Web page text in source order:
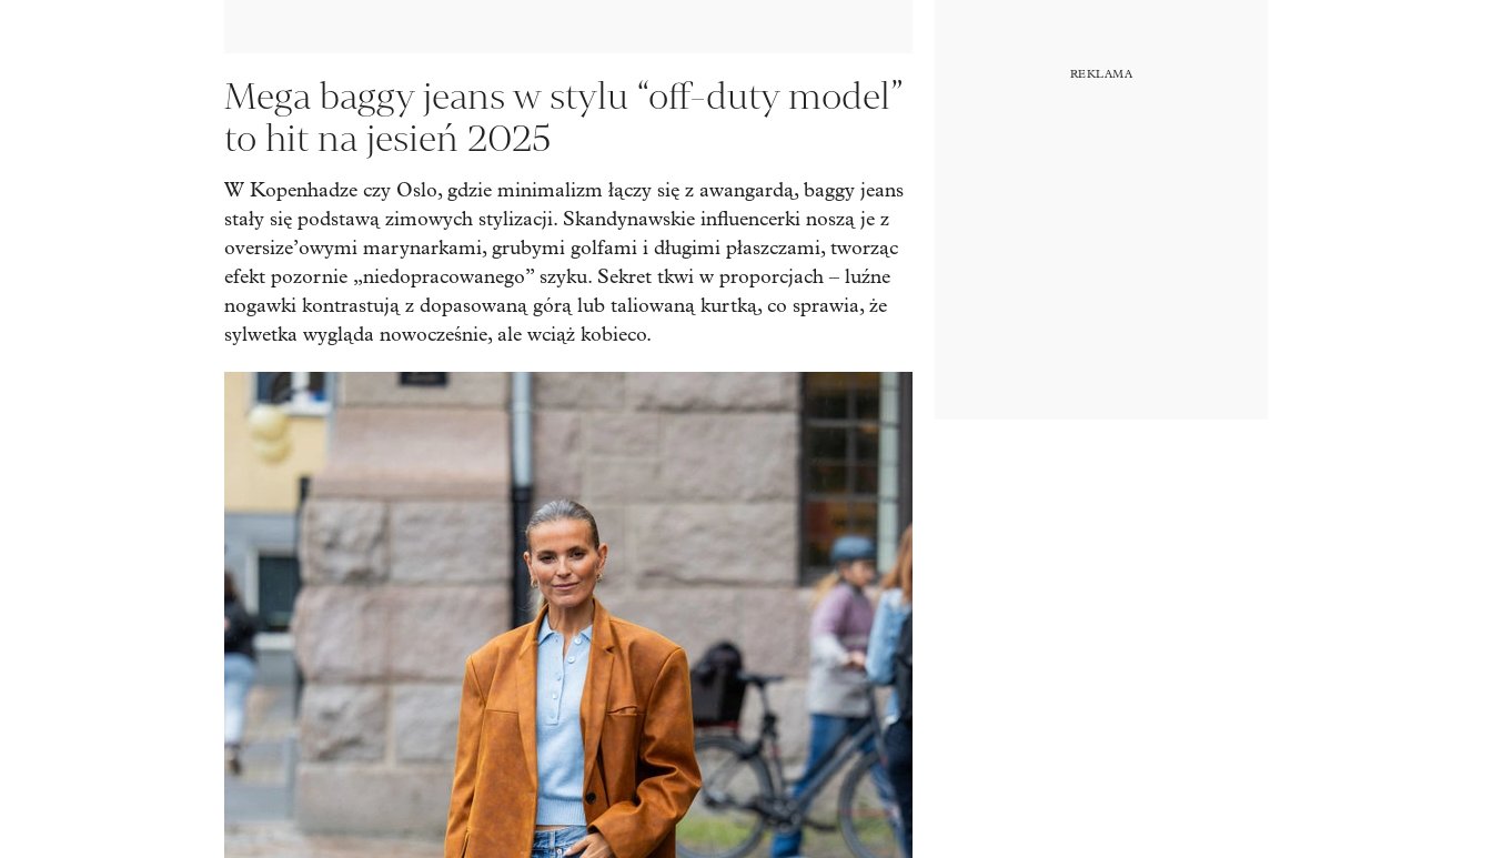
Mega baggy jeans w stylu “off-duty model”
to hit na jesień 2025
W Kopenhadze czy Oslo, gdzie minimalizm łączy się z awangardą, baggy jeans
stały się podstawą zimowych stylizacji. Skandynawskie influencerki noszą je z
oversize’owymi marynarkami, grubymi golfami i długimi płaszczami, tworząc
efekt pozornie „niedopracowanego” szyku. Sekret tkwi w proporcjach – luźne
nogawki kontrastują z dopasowaną górą lub taliowaną kurtką, co sprawia, że
sylwetka wygląda nowocześnie, ale wciąż kobieco.